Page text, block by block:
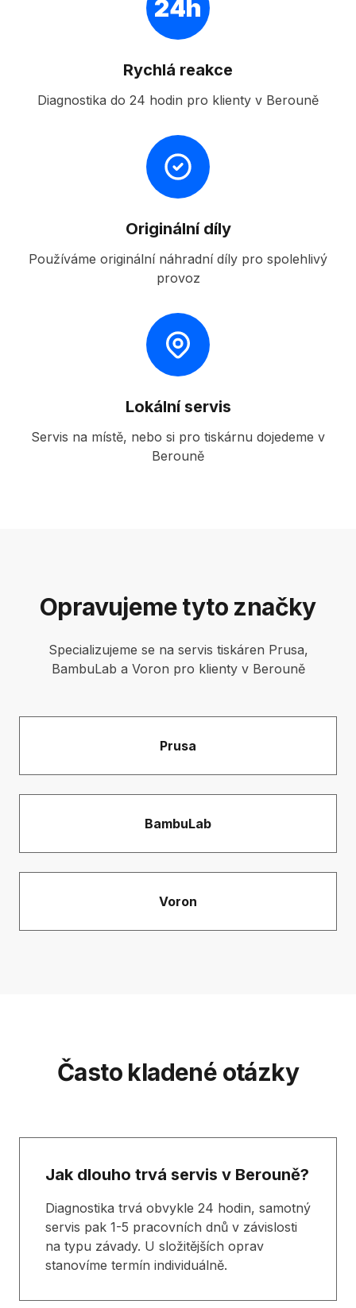
24h
Rychlá reakce
Diagnostika do 24 hodin pro klienty v Berouně
Originální díly
Používáme originální náhradní díly pro spolehlivý
provoz
Lokální servis
Servis na místě, nebo si pro tiskárnu dojedeme v
Berouně
Opravujeme tyto značky
Specializujeme se na servis tiskáren Prusa,
BambuLab a Voron pro klienty v Berouně
Prusa
BambuLab
Voron
Často kladené otázky
Jak dlouho trvá servis v Berouně?
Diagnostika trvá obvykle 24 hodin, samotný
servis pak 1-5 pracovních dnů v závislosti
na typu závady. U složitějších oprav
stanovíme termín individuálně.